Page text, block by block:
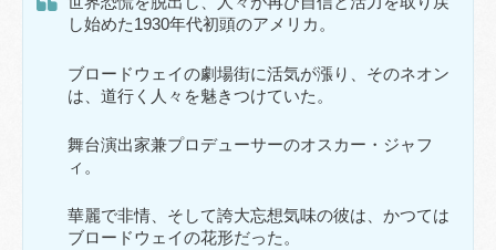
し始めた1930年代初頭のアメリカ。
ブロードウェイの劇場街に活気が漲り、そのネオン
は、道行く人々を魅きつけていた。
舞台演出家兼プロデューサーのオスカー・ジャフ
ィ。
華麗で非情、そして誇大忘想気味の彼は、かつては
ブロードウェイの花形だった。